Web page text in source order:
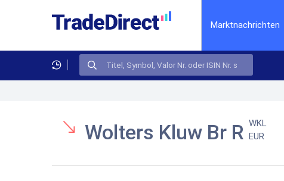
Marktnachrichten
Wolters Kluw Br R WKL
EUR